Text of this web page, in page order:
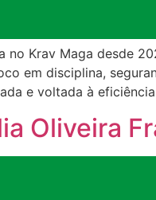
no Krav Maga desde
em disciplina,
e voltada à
Oliveira